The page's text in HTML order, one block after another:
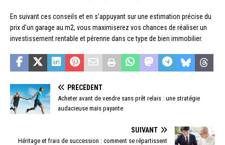
En suivant ces conseils et en s’appuyant sur une estimation précise du
prix d’un garage au m2, vous maximiserez vos chances de réaliser un
investissement rentable et pérenne dans ce type de bien immobilier.
PRÉCÉDENT
Acheter avant de vendre sans prêt relais : une stratégie
audacieuse mais payante
SUIVANT
Héritage et frais de succession : comment se répartissent